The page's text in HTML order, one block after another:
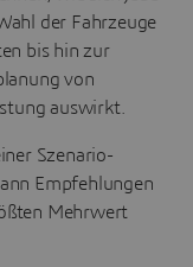
der Fahrzeuge
bis hin zur
von
auswirkt.
Szenario-
Empfehlungen
Mehrwert